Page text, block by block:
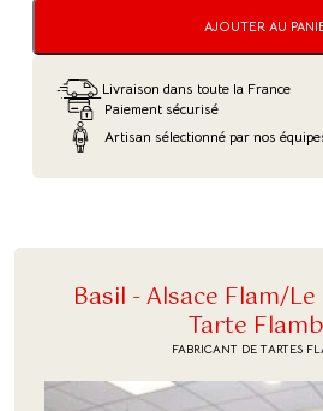
AJOUTER AU
Livraison dans toute la France
Paiement sécurisé
Artisan sélectionné par nos
Basil - Alsace Flam/
Tarte
FABRICANT DE TARTES